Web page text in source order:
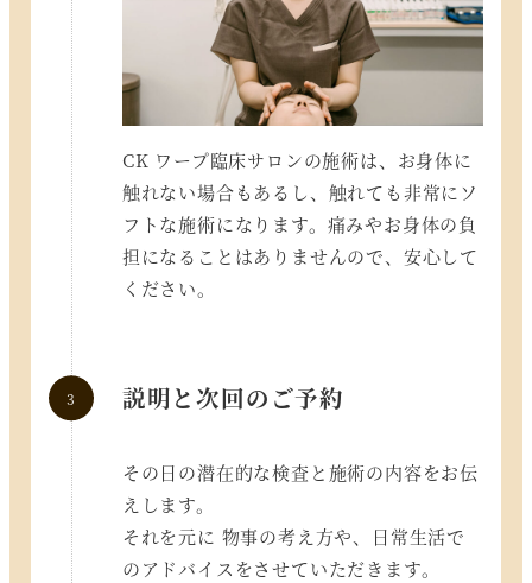
CK ワープ臨床サロンの施術は、お身体に
触れない場合もあるし、触れても非常にソ
フトな施術になります。痛みやお身体の負
担になることはありませんので、安心して
ください。
説明と次回のご予約
その日の潜在的な検査と施術の内容をお伝
えします。
それを元に 物事の考え方や、日常生活で
のアドバイスをさせていただきます。